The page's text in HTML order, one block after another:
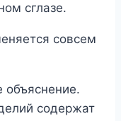
сглазе.
совсем
объяснение.
содержат